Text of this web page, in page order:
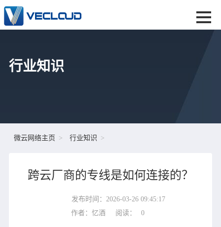
行业知识
微云网络主页 行业知识
跨云厂商的专线是如何连接的？
发布时间：2026-03-26 09:45:17
作者：忆酒
阅读： 0